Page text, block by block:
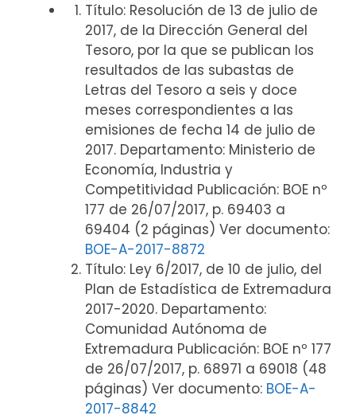
Título: Resolución de 13 de julio de
2017, de la Dirección General del
Tesoro, por la que se publican los
resultados de las subastas de
Letras del Tesoro a seis y doce
meses correspondientes a las
emisiones de fecha 14 de julio de
2017. Departamento: Ministerio de
Economía, Industria y
Competitividad Publicación: BOE nº
177 de 26/07/2017, p. 69403 a
69404 (2 páginas) Ver documento:
BOE-A-2017-8872
Título: Ley 6/2017, de 10 de julio, del
Plan de Estadística de Extremadura
2017-2020. Departamento:
Comunidad Autónoma de
Extremadura Publicación: BOE nº 177
de 26/07/2017, p. 68971 a 69018 (48
páginas) Ver documento: BOE-A-
2017-8842